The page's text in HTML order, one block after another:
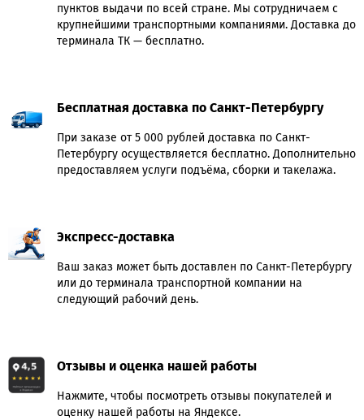
пунктов выдачи по всей стране. Мы сотрудничаем с
крупнейшими транспортными компаниями. Доставка до
терминала ТК — бесплатно.
Бесплатная доставка по Санкт-Петербургу
При заказе от 5 000 рублей доставка по Санкт-
Петербургу осуществляется бесплатно. Дополнительно
предоставляем услуги подъёма, сборки и такелажа.
Экспресс-доставка
Ваш заказ может быть доставлен по Санкт-Петербургу
или до терминала транспортной компании на
следующий рабочий день.
Отзывы и оценка нашей работы
Нажмите, чтобы посмотреть отзывы покупателей и
оценку нашей работы на Яндексе.